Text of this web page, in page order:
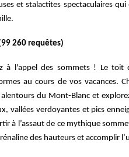
et stalactites spectaculaires
260 requêtes)
à l'appel des sommets ! Le toit
au cours de vos vacances.
du Mont-Blanc et
vallées verdoyantes et pics
à l’assaut de ce mythique
des hauteurs et accomplir